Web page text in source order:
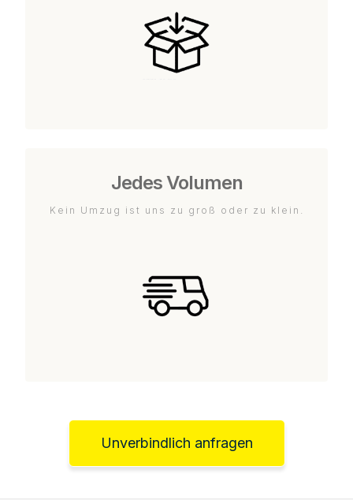
Jedes Volumen
Kein Umzug ist uns zu groß oder zu klein.
Unverbindlich anfragen